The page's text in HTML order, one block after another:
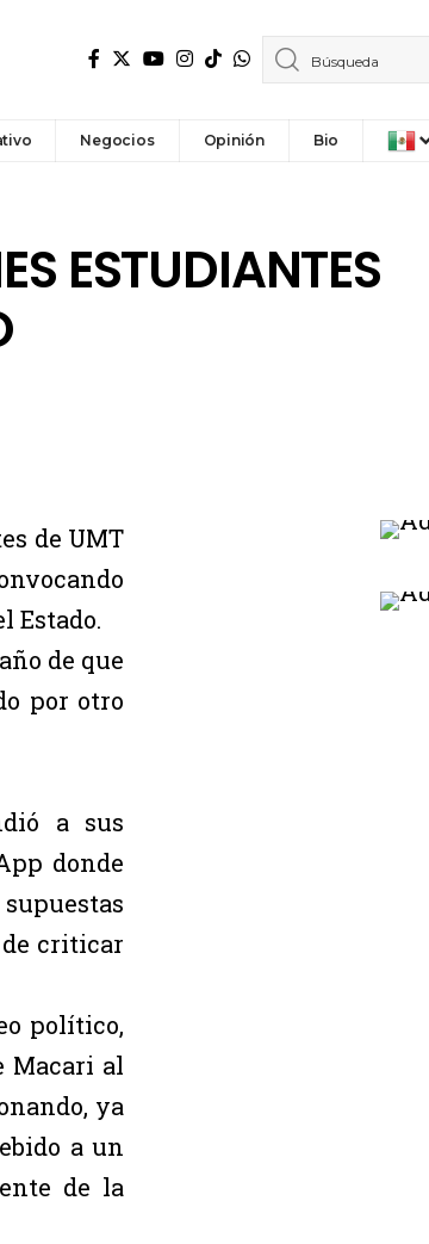
Negocios Opinión Bio
ESTUDIANTES
de UMT
Estado.
de que
por otro
a sus
donde
criticar
político,
Macari al
ya
a un
de la